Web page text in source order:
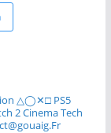
△◯✕□ PS5
2 Cinema Tech